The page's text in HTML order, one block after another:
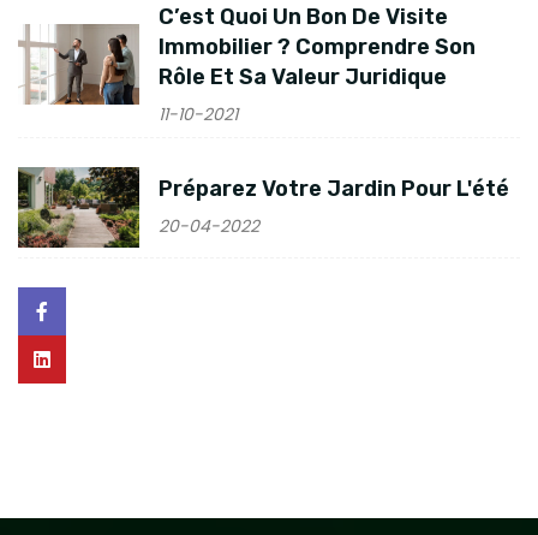
C’est Quoi Un Bon De Visite
Immobilier ? Comprendre Son
Rôle Et Sa Valeur Juridique
11-10-2021
Préparez Votre Jardin Pour L'été
20-04-2022